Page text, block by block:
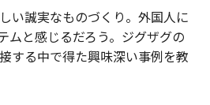
い誠実なものづくり。外国人に
ムと感じるだろう。ジグザグの
する中で得た興味深い事例を教